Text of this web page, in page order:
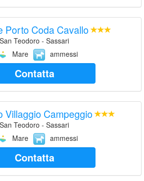
Porto Coda Cavallo
San Teodoro - Sassari
Mare
ammessi
Contatta
Villaggio Campeggio
San Teodoro - Sassari
Mare
ammessi
Contatta